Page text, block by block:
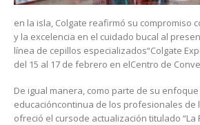
en la isla, Colgate reafirmó su compromiso
y la excelencia en el cuidado bucal al
línea de cepillos especializados“Colgate
del 15 al 17 de febrero en elCentro de
De igual manera, como parte de su enfoque
educacióncontinua de los profesionales de
ofreció el cursode actualización titulado